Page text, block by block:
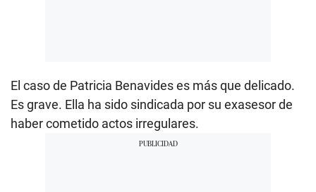
El caso de Patricia Benavides es más que delicado.
Es grave. Ella ha sido sindicada por su exasesor de
haber cometido actos irregulares.